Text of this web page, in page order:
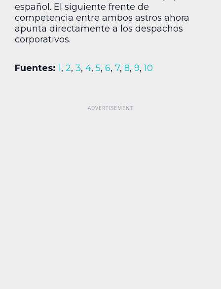
español. El siguiente frente de
competencia entre ambos astros ahora
apunta directamente a los despachos
corporativos.
Fuentes: 1, 2, 3, 4, 5, 6, 7, 8, 9,10